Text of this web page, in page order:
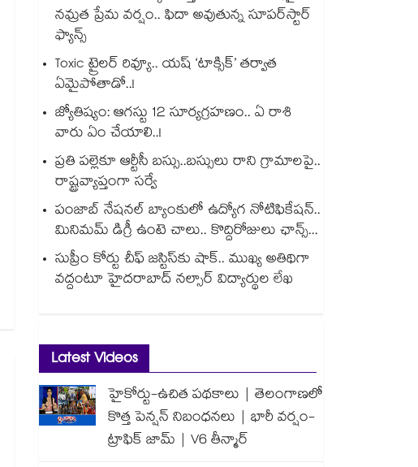
నమ్రత ప్రేమ వర్షం.. ఫిదా అవుతున్న సూపర్‌స్టార్
ఫ్యాన్స్
Toxic ట్రైలర్ రివ్యూ.. యష్ ‘టాక్సిక్’ తర్వాత
ఏమైపోతాడో..!
జ్యోతిష్యం: ఆగస్టు 12 సూర్యగ్రహణం.. ఏ రాశి
వారు ఏం చేయాలి..!
ప్రతి పల్లెకూ ఆర్టీసీ బస్సు..బస్సులు రాని గ్రామాలపై..
రాష్ట్రవ్యాప్తంగా సర్వే
పంజాబ్ నేషనల్ బ్యాంకులో ఉద్యోగ నోటిఫికేషన్..
మినిమమ్ డిగ్రీ ఉంటె చాలు.. కొద్దిరోజులు ఛాన్స్...
సుప్రీం కోర్టు చీఫ్ జస్టిస్⁭కు షాక్.. ముఖ్య అతిథిగా
వద్దంటూ హైదరాబాద్ నల్సార్ విద్యార్థుల లేఖ
Latest Videos
హైకోర్టు-ఉచిత పథకాలు | తెలంగాణలో
కొత్త పెన్షన్ నిబంధనలు | భారీ వర్షం-
ట్రాఫిక్ జామ్ | V6 తీన్మార్